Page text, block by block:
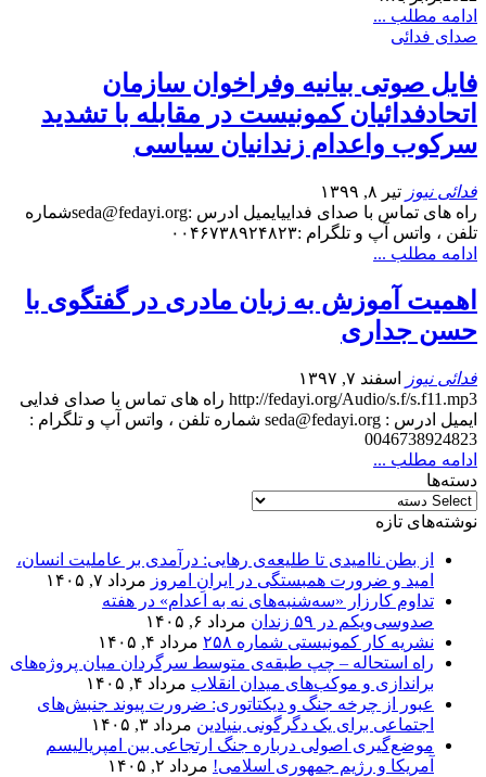
ادامه مطلب ...
صدای فدائی
فایل صوتی بیانیه وفراخوان سازمان
اتحادفدائیان کمونیست در مقابله با تشدید
سرکوب واعدام زندانیان سیاسی
فدائی نیوز تیر ۸, ۱۳۹۹
راه های تماس با صدای فداییایمیل ادرس :seda@fedayi.orgشماره
تلفن ، واتس آپ و تلگرام :۰۰۴۶۷۳۸۹۲۴۸۲۳
ادامه مطلب ...
اهمیت آموزش به زبان مادری در گفتگوی با
حسن جداری
فدائی نیوز
اسفند ۷, ۱۳۹۷
http://fedayi.org/Audio/s.f/s.f11.mp3 راه های تماس با صدای فدایی
ایمیل ادرس : seda@fedayi.org شماره تلفن ، واتس آپ و تلگرام :
0046738924823
ادامه مطلب ...
دسته‌ها
نوشته‌های تازه
از بطن ناامیدی تا طلیعه‌ی رهایی: درآمدی بر عاملیت انسان،
امید و ضرورت همبستگی در ایرانِ امروز مرداد ۷, ۱۴۰۵
تداوم کارزار «سه‌شنبه‌های نه به اعدام» در هفته
صدوسی‌و‌یکم در ۵۹ زندان
مرداد ۶, ۱۴۰۵
نشریه کار کمونیستی شماره ۲۵۸
مرداد ۴, ۱۴۰۵
راه استحاله – چپ طبقه‌ی متوسط سرگردان میان پروژه‌های
براندازی و موکب‌های میدان انقلاب مرداد ۴, ۱۴۰۵
عبور از چرخه جنگ و دیکتاتوری: ضرورت پیوند جنبش‌های
اجتماعی برای یک دگرگونی بنیادین مرداد ۳, ۱۴۰۵
موضع‌گیری اصولی درباره جنگ ارتجاعی بین امپریالیسم
آمریکا و رژیم جمهوری اسلامی! مرداد ۲, ۱۴۰۵